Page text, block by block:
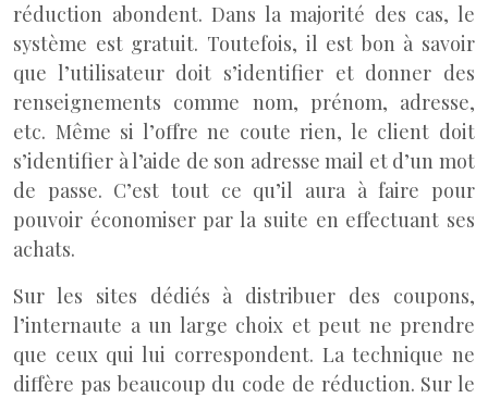
réduction abondent. Dans la majorité des cas, le
système est gratuit. Toutefois, il est bon à savoir
que l’utilisateur doit s’identifier et donner des
renseignements comme nom, prénom, adresse,
etc. Même si l’offre ne coute rien, le client doit
s’identifier à l’aide de son adresse mail et d’un mot
de passe. C’est tout ce qu’il aura à faire pour
pouvoir économiser par la suite en effectuant ses
achats.
Sur les sites dédiés à distribuer des coupons,
l’internaute a un large choix et peut ne prendre
que ceux qui lui correspondent. La technique ne
diffère pas beaucoup du code de réduction. Sur le